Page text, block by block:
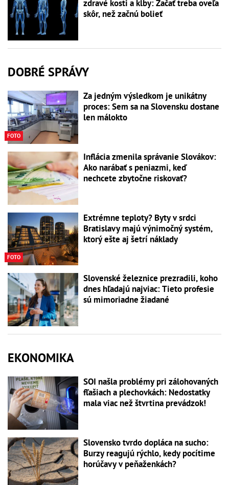
zdravé kosti a kĺby: Začať treba oveľa
skôr, než začnú bolieť
DOBRÉ SPRÁVY
FOTO
Za jedným výsledkom je unikátny
proces: Sem sa na Slovensku dostane
len málokto
Inflácia zmenila správanie Slovákov:
Ako narábať s peniazmi, keď
nechcete zbytočne riskovať?
FOTO
Extrémne teploty? Byty v srdci
Bratislavy majú výnimočný systém,
ktorý ešte aj šetrí náklady
Slovenské železnice prezradili, koho
dnes hľadajú najviac: Tieto profesie
sú mimoriadne žiadané
EKONOMIKA
SOI našla problémy pri zálohovaných
fľašiach a plechovkách: Nedostatky
mala viac než štvrtina prevádzok!
Slovensko tvrdo dopláca na sucho:
Burzy reagujú rýchlo, kedy pocítime
horúčavy v peňaženkách?